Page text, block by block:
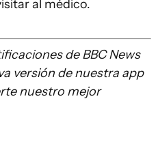
al médico.
de BBC News
versión de nuestra app
nuestro mejor